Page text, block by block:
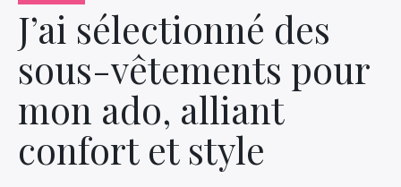
J’ai sélectionné des
sous-vêtements pour
mon ado, alliant
confort et style